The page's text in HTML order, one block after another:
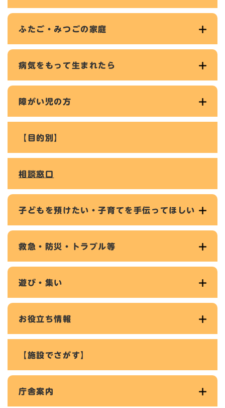
ふたご・みつごの家庭
病気をもって生まれたら
障がい児の方
【目的別】
相談窓口
子どもを預けたい・子育てを手伝ってほしい
救急・防災・トラブル等
遊び・集い
お役立ち情報
【施設でさがす】
庁舎案内